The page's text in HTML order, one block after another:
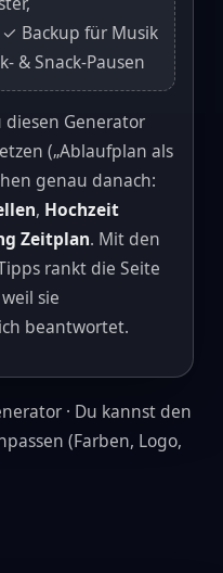
✓ Backup für Musik
& Snack‑Pausen
Generator
(„Ablaufplan als
genau danach:
, Hochzeit
Zeitplan. Mit den
rankt die Seite
sie
beantwortet.
· Du kannst den
(Farben, Logo,